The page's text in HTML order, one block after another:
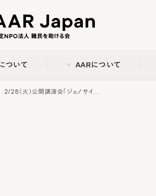
ついて AARについて
2/28（火）公開講演会「ジェノサイ...